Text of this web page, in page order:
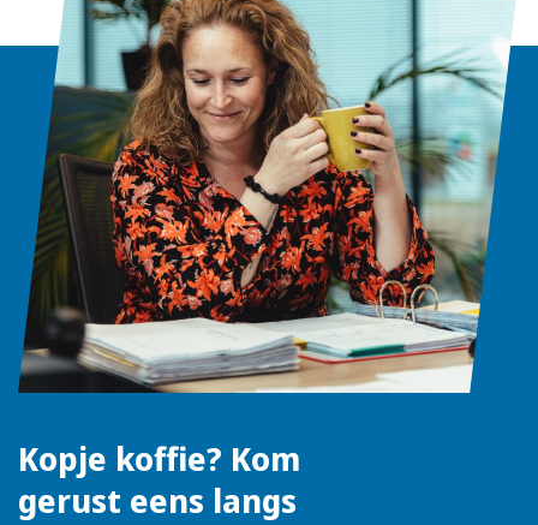
Kopje koffie? Kom
gerust eens langs